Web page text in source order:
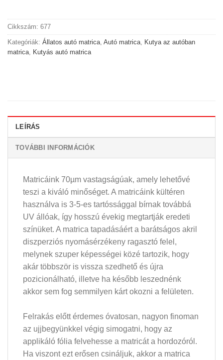
Cikkszám: 677
Kategóriák: Állatos autó matrica Autó matrica Kutya az autóban
matrica Kutyás autó matrica
LEÍRÁS
TOVÁBBI INFORMÁCIÓK
Matricáink 70µm vastagságúak, amely lehetővé
teszi a kiváló minőséget. A matricáink kültéren
használva is 3-5-es tartóssággal bírnak továbbá
UV állóak, így hosszú évekig megtartják eredeti
színüket. A matrica tapadásáért a barátságos akril
diszperziós nyomásérzékeny ragasztó felel,
melynek szuper képességei közé tartozik, hogy
akár többször is vissza szedhető és újra
pozicionálható, illetve ha később leszednénk
akkor sem fog semmilyen kárt okozni a felületen.
Felrakás előtt érdemes óvatosan, nagyon finoman
az ujjbegyünkkel végig simogatni, hogy az
applikáló fólia felvehesse a matricát a hordozóról.
Ha viszont ezt erősen csináljuk, akkor a matrica